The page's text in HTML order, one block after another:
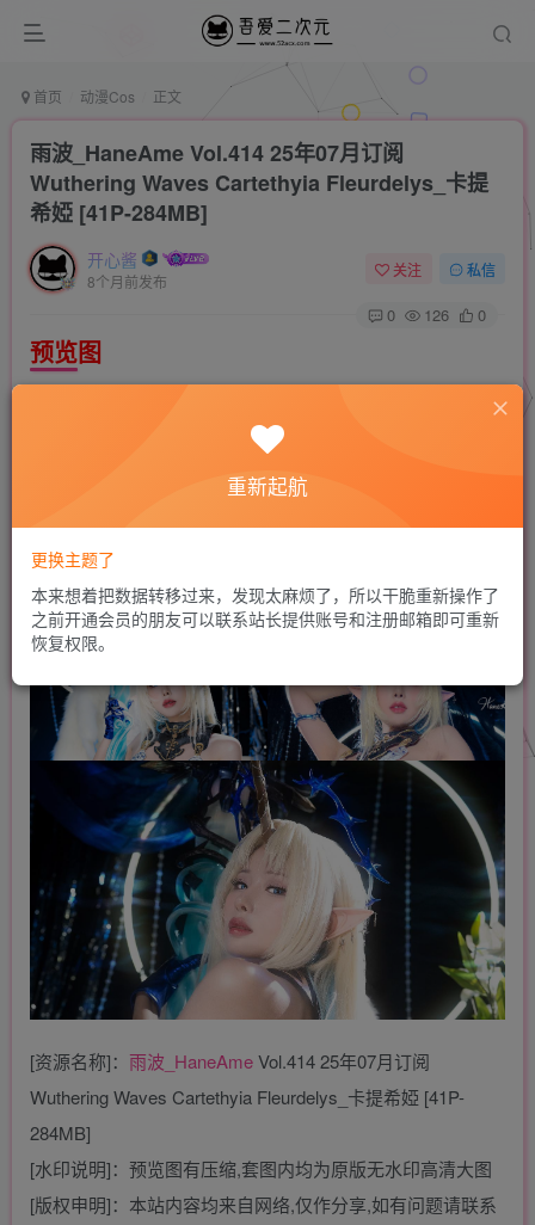
首页 动漫Cos 正文
雨波_HaneAme Vol.414 25年07月订阅
Wuthering Waves Cartethyia Fleurdelys_卡提
希婭 [41P-284MB]
开心酱
8个月前发布
关注 私信
0 126 0
预览图
[资源名称]： 雨波_HaneAmeVol.414 25年07月订阅
Wuthering Waves Cartethyia Fleurdelys_卡提希婭 [41P-
284MB]
[水印说明]：预览图有压缩,套图内均为原版无水印高清大图
[版权申明]：本站内容均来自网络,仅作分享,如有问题请联系
重新起航
更换主题了
本来想着把数据转移过来，发现太麻烦了，所以干脆重新操作了
之前开通会员的朋友可以联系站长提供账号和注册邮箱即可重新
恢复权限。